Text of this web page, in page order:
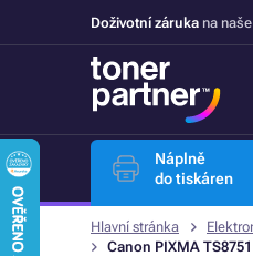
Doživotní záruka na
Náplně
do tiskáren
Hlavní stránka
Canon PIXMA